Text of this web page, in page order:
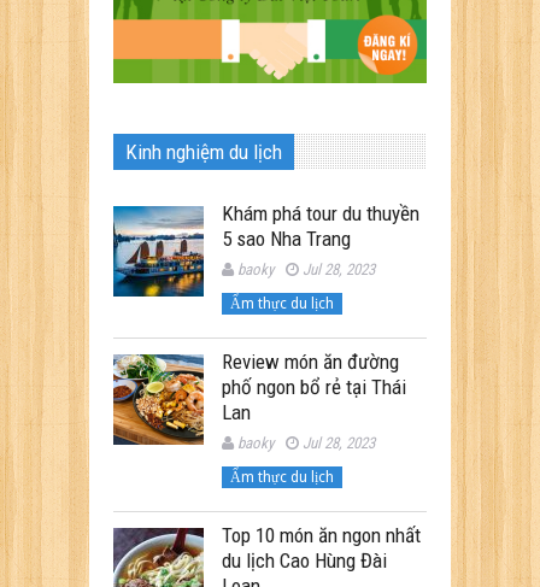
Kinh nghiệm du lịch
Khám phá tour du thuyền
5 sao Nha Trang
baoky Jul 28, 2023
Ẩm thực du lịch
Review món ăn đường
phố ngon bổ rẻ tại Thái
Lan
baoky Jul 28, 2023
Ẩm thực du lịch
Top 10 món ăn ngon nhất
du lịch Cao Hùng Đài